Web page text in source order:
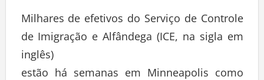
Milhares de efetivos do Serviço de Controle
de Imigração e Alfândega (ICE, na sigla em
inglês)
estão há semanas em Minneapolis como